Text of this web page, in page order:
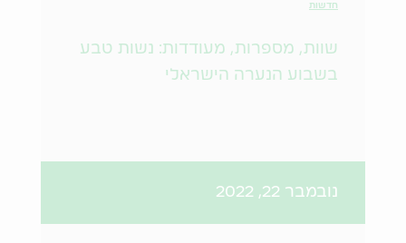
חדשות
שוות, מספרות, מעודדות: נשות טבע
בשבוע הנערה הישראלי
נובמבר 22, 2022